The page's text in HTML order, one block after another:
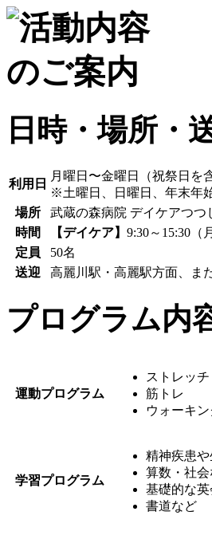
日時・場所・
利用日
月曜日〜金曜日（祝祭日を
※土曜日、日曜日、年末年
場所
武蔵の森病院 デイケアつつ
時間
【デイケア】 9:30～15:30（
定員
50名
送迎
高麗川駅・高麗駅方面、ま
プログラム内
運動プログラム
ストレッチ
筋トレ
ウォーキ
学習プログラム
精神疾患
算数・社
基礎的な
書道など